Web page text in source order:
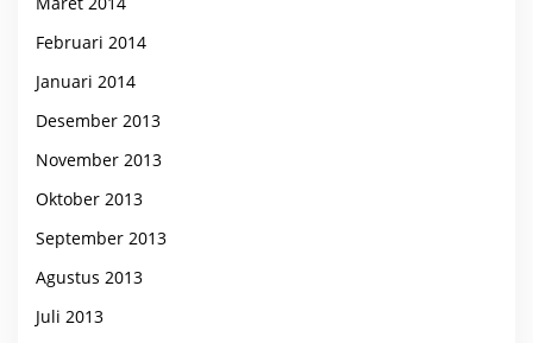
Februari 2014
Januari 2014
Desember 2013
November 2013
Oktober 2013
September 2013
Agustus 2013
Juli 2013